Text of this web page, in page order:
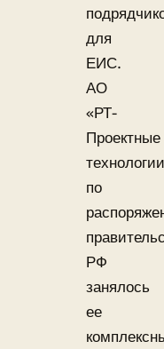
для
ЕИС.
АО
«РТ-
Проектные
по
РФ
занялось
ее